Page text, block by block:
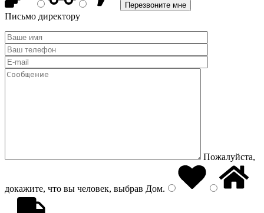
Письмо директору
Пожалуйста,
докажите, что вы человек, выбрав Дом.